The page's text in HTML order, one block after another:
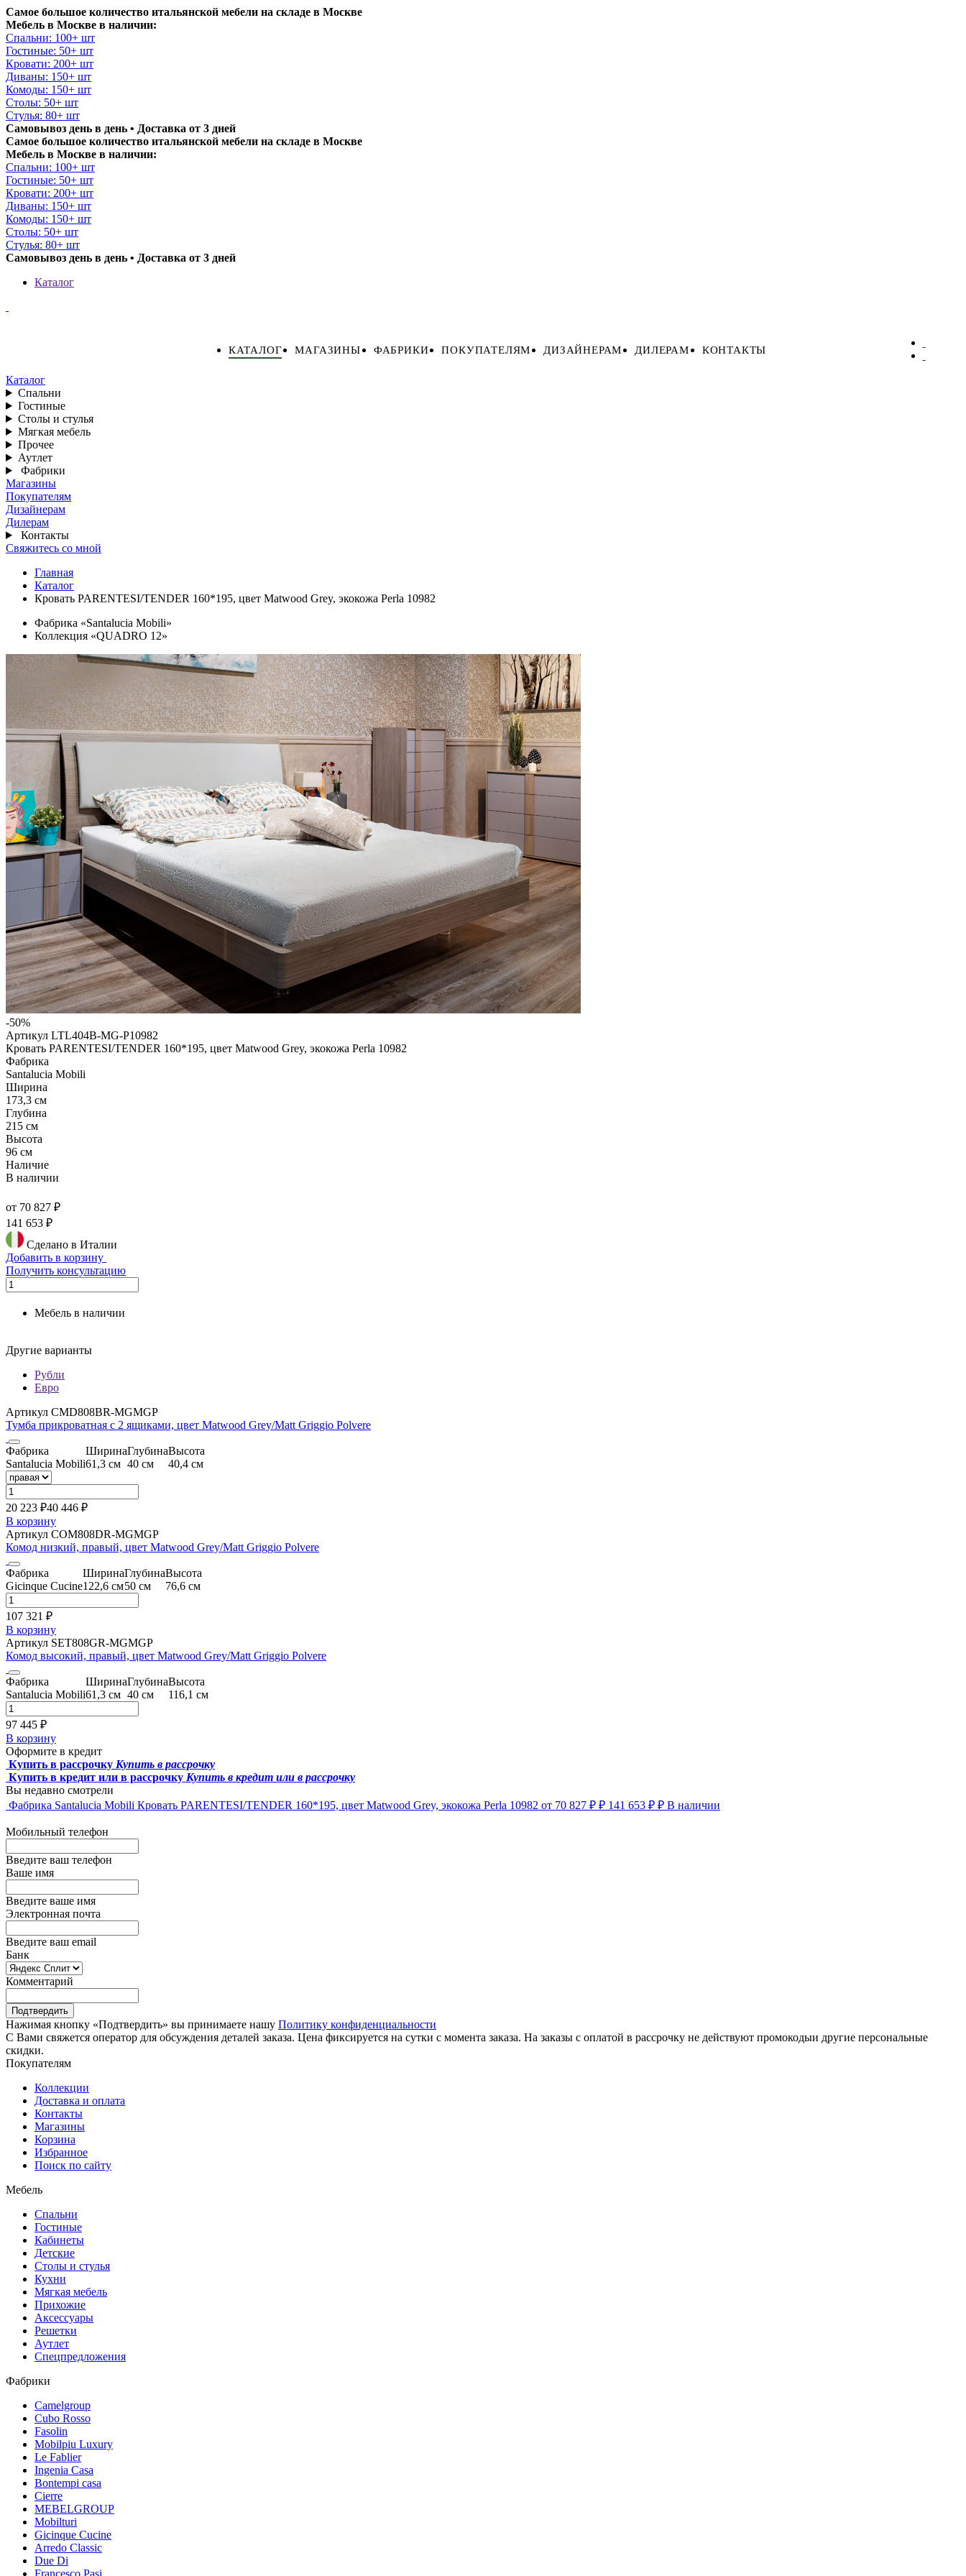
Самое большое количество итальянской мебели на складе в Москве
Мебель в Москве в наличии:
Спальни: 100+ шт
Гостиные: 50+ шт
Кровати: 200+ шт
Диваны: 150+ шт
Комоды: 150+ шт
Столы: 50+ шт
Стулья: 80+ шт
Самовывоз день в день • Доставка от 3 дней
Самое большое количество итальянской мебели на складе в Москве
Мебель в Москве в наличии:
Спальни: 100+ шт
Гостиные: 50+ шт
Кровати: 200+ шт
Диваны: 150+ шт
Комоды: 150+ шт
Столы: 50+ шт
Стулья: 80+ шт
Самовывоз день в день • Доставка от 3 дней
Каталог
КАТАЛОГ МАГАЗИНЫ ФАБРИКИ ПОКУПАТЕЛЯМ ДИЗАЙНЕРАМ ДИЛЕРАМ КОНТАКТЫ
Каталог
Спальни
Гостиные
Столы и стулья
Мягкая мебель
Прочее
Аутлет
Фабрики
Магазины
Покупателям
Дизайнерам
Дилерам
Контакты
Свяжитесь со мной
Главная
Каталог
Кровать PARENTESI/TENDER 160*195, цвет Matwood Grey, экокожа Perla 10982
Фабрика «Santalucia Mobili»
Коллекция «QUADRO 12»
-50%
Артикул LTL404B-MG-P10982
Кровать PARENTESI/TENDER 160*195, цвет Matwood Grey, экокожа Perla 10982
Фабрика
Santalucia Mobili
Ширина
173,3 см
Глубина
215 см
Высота
96 см
Наличие
В наличии
от 70 827 ₽
141 653 ₽
Сделано в Италии
Добавить в корзину
Получить консультацию
Мебель в наличии
Другие варианты
Рубли
Евро
Артикул CMD808BR-MGMGP
Тумба прикроватная с 2 ящиками, цвет Matwood Grey/Matt Griggio Polvere
Фабрика
Santalucia Mobili
Ширина
61,3 см
Глубина
40 см
Высота
40,4 см
20 223 ₽40 446 ₽
В корзину
Артикул COM808DR-MGMGP
Комод низкий, правый, цвет Matwood Grey/Matt Griggio Polvere
Фабрика
Gicinque Cucine
Ширина
122,6 см
Глубина
50 см
Высота
76,6 см
107 321 ₽
В корзину
Артикул SET808GR-MGMGP
Комод высокий, правый, цвет Matwood Grey/Matt Griggio Polvere
Фабрика
Santalucia Mobili
Ширина
61,3 см
Глубина
40 см
Высота
116,1 см
97 445 ₽
В корзину
Оформите в кредит
Купить в рассрочку Купить в рассрочку
Купить в кредит или в рассрочку Купить в кредит или в рассрочку
Вы недавно смотрели
Фабрика Santalucia Mobili Кровать PARENTESI/TENDER 160*195, цвет Matwood Grey, экокожа Perla 10982 от 70 827 ₽ ₽ 141 653 ₽ ₽ В наличии
Мобильный телефон
Введите ваш телефон
Ваше имя
Введите ваше имя
Электронная почта
Введите ваш email
Банк
Комментарий
Подтвердить
Нажимая кнопку «Подтвердить» вы принимаете нашу Политику конфиденциальности
С Вами свяжется оператор для обсуждения деталей заказа. Цена фиксируется на сутки с момента заказа. На заказы с оплатой в рассрочку не действуют промокодыи другие персональные
скидки.
Покупателям
Коллекции
Доставка и оплата
Контакты
Магазины
Корзина
Избранное
Поиск по сайту
Мебель
Спальни
Гостиные
Кабинеты
Детские
Столы и стулья
Кухни
Мягкая мебель
Прихожие
Аксессуары
Решетки
Аутлет
Спецпредложения
Фабрики
Camelgroup
Cubo Rosso
Fasolin
Mobilpiu Luxury
Le Fablier
Ingenia Casa
Bontempi casa
Cierre
MEBELGROUP
Mobilturi
Gicinque Cucine
Arredo Classic
Due Di
Francesco Pasi